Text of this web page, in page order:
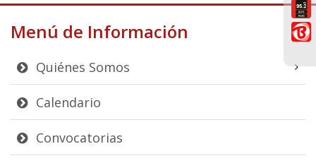
Menú de Información
Quiénes Somos
Calendario
Convocatorias